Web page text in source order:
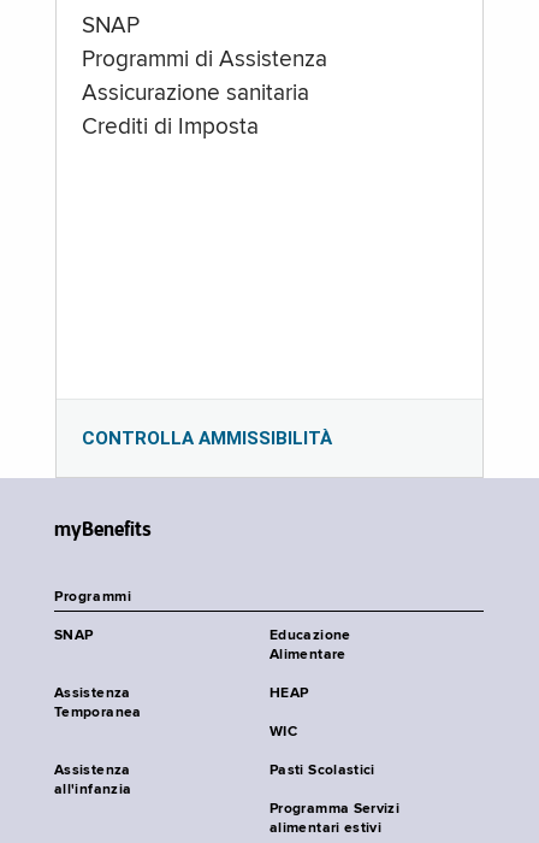
SNAP
Programmi di Assistenza
Assicurazione sanitaria
Crediti di Imposta
CONTROLLA AMMISSIBILITÀ
myBenefits
Programmi
SNAP
Educazione
Alimentare
Assistenza
Temporanea
HEAP
WIC
Assistenza
all'infanzia
Pasti Scolastici
Programma Servizi
alimentari estivi